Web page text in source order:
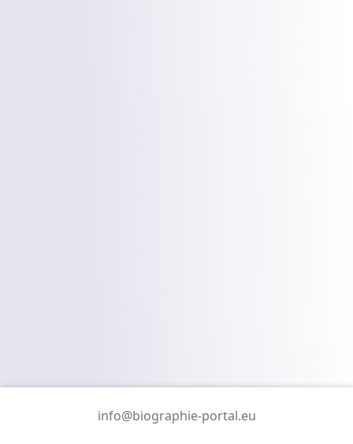
info@biographie-portal.eu